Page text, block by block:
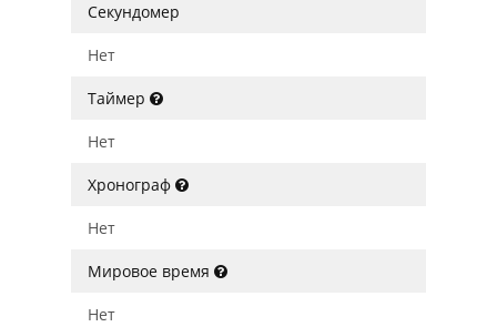
Секундомер
Нет
Таймер
Нет
Хронограф
Нет
Мировое время
Нет